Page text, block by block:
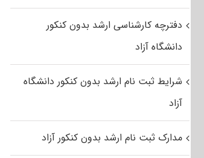
دفترچه کارشناسی ارشد بدون کنکور
دانشگاه آزاد
شرایط ثبت نام ارشد بدون کنکور دانشگاه
آزاد
مدارک ثبت نام ارشد بدون کنکور آزاد